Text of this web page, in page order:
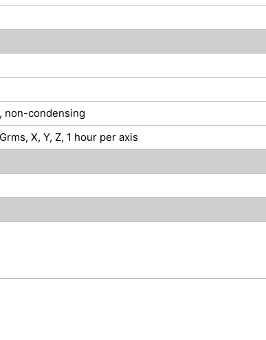
non-condensing
X, Y, Z, 1 hour per axis